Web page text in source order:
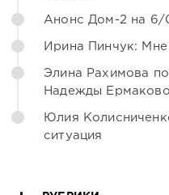
Анонс Дом-2 на 6/
Ирина Пинчук: Мне
Элина Рахимова
Надежды
Юлия
ситуация